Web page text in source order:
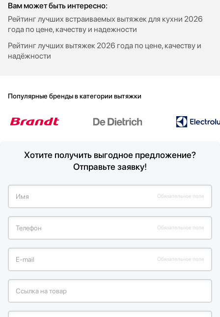
Вам может быть интересно:
Рейтинг лучших встраиваемых вытяжек для кухни 2026
года по цене, качеству и надежности
Рейтинг лучших вытяжек 2026 года по цене, качеству и
надёжности
Популярные бренды в категории вытяжки
Хотите получить выгодное предложение?
Отправьте заявку!
Имя Обязательное поле
Телефон Обязательное поле
Е-mail Обязательное поле
Ссылка на товар